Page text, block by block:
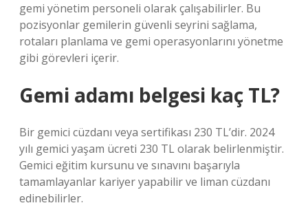
gemi yönetim personeli olarak çalışabilirler. Bu
pozisyonlar gemilerin güvenli seyrini sağlama,
rotaları planlama ve gemi operasyonlarını yönetme
gibi görevleri içerir.
Gemi adamı belgesi kaç TL?
Bir gemici cüzdanı veya sertifikası 230 TL’dir. 2024
yılı gemici yaşam ücreti 230 TL olarak belirlenmiştir.
Gemici eğitim kursunu ve sınavını başarıyla
tamamlayanlar kariyer yapabilir ve liman cüzdanı
edinebilirler.